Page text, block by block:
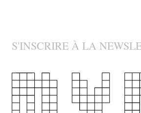
S'INSCRIRE À LA